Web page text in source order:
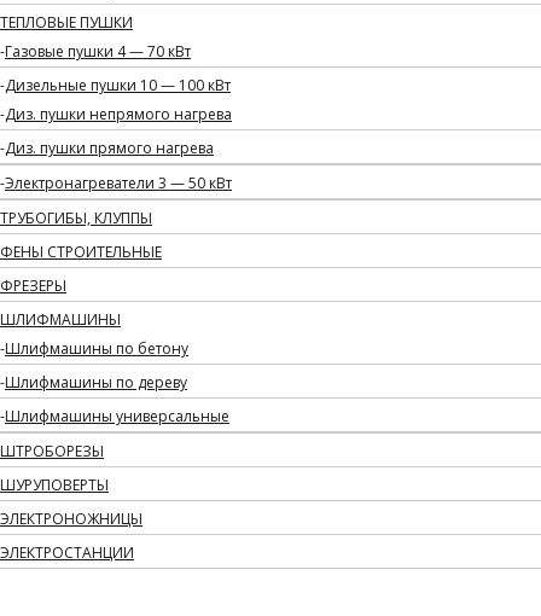
ТЕПЛОВЫЕ ПУШКИ
Газовые пушки 4 — 70 кВт
Дизельные пушки 10 — 100 кВт
Диз. пушки непрямого нагрева
Диз. пушки прямого нагрева
Электронагреватели 3 — 50 кВт
ТРУБОГИБЫ, КЛУППЫ
ФЕНЫ СТРОИТЕЛЬНЫЕ
ФРЕЗЕРЫ
ШЛИФМАШИНЫ
Шлифмашины по бетону
Шлифмашины по дереву
Шлифмашины универсальные
ШТРОБОРЕЗЫ
ШУРУПОВЕРТЫ
ЭЛЕКТРОНОЖНИЦЫ
ЭЛЕКТРОСТАНЦИИ